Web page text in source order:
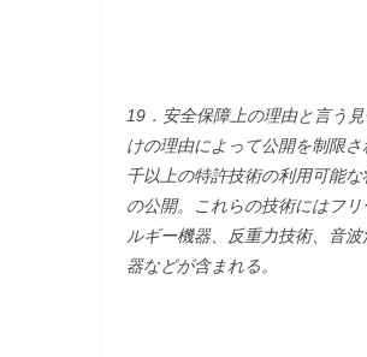
19．安全保障上の理由と言う
けの理由によって公開を制限さ
千以上の特許技術の利用可能な
の公開。これらの技術にはフリ
ルギー機器、反重力技術、音波
器などが含まれる。